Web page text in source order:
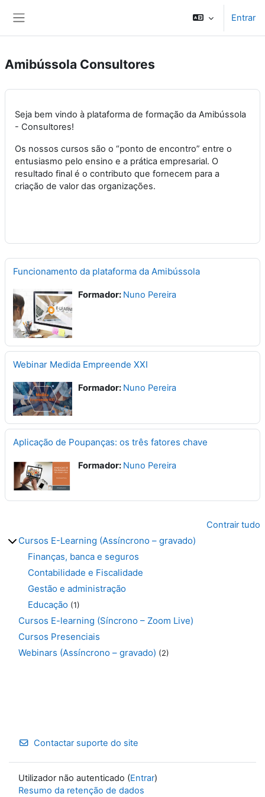
Entrar
Amibússola Consultores
Seja bem vindo à plataforma de formação da Amibússola
- Consultores!
Os nossos cursos são o “ponto de encontro” entre o
entusiasmo pelo ensino e a prática empresarial. O
resultado final é o contributo que fornecem para a
criação de valor das organizações.
Funcionamento da plataforma da Amibússola
Formador: Nuno Pereira
Webinar Medida Empreende XXI
Formador: Nuno Pereira
Aplicação de Poupanças: os três fatores chave
Formador: Nuno Pereira
Contrair tudo
Cursos E-Learning (Assíncrono – gravado)
Finanças, banca e seguros
Contabilidade e Fiscalidade
Gestão e administração
Educação (1)
Cursos E-learning (Síncrono – Zoom Live)
Cursos Presenciais
Webinars (Assíncrono – gravado) (2)
Contactar suporte do site
Utilizador não autenticado (Entrar)
Resumo da retenção de dados